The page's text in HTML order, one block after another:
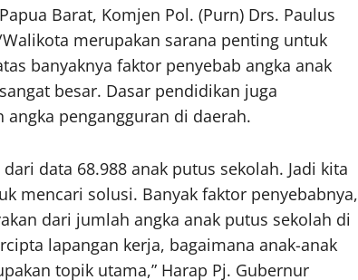
Barat, Komjen Pol. (Purn) Drs. Paulus
merupakan sarana penting untuk
banyaknya faktor penyebab angka anak
besar. Dasar pendidikan juga
pengangguran di daerah.
data 68.988 anak putus sekolah. Jadi kita
mencari solusi. Banyak faktor penyebabnya,
dari jumlah angka anak putus sekolah di
lapangan kerja, bagaimana anak-anak
topik utama,” Harap Pj. Gubernur